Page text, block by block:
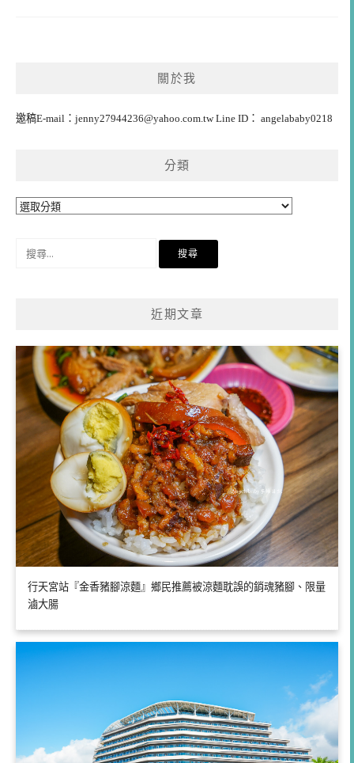
關於我
邀稿E-mail： jenny27944236@yahoo.com.twLine ID： angelababy0218
分類
分
近期文章
行天宮站『金香豬腳涼麵』鄉民推薦被涼麵耽誤的銷魂豬腳、限量
滷大腸